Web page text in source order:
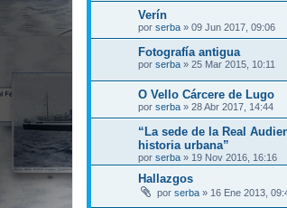
Verín
por serba » 09 Jun 2017, 09:06
Fotografía antigua
por serba » 25 Mar 2015, 10:11
O Vello Cárcere de Lugo
por serba » 28 Abr 2017, 14:44
“La sede de la Real
historia urbana”
por serba » 19 Nov 2016, 16:16
Hallazgos
por serba » 16 Ene 2013,